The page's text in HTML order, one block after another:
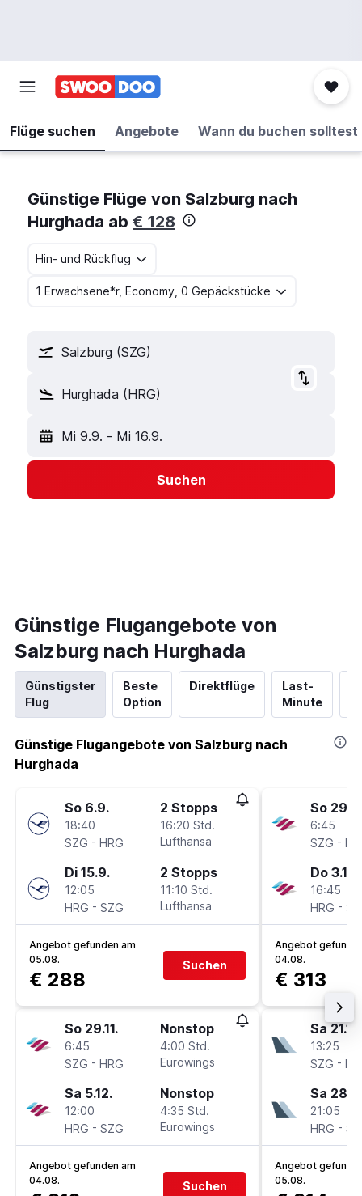
Flüge suchen Angebote Wann du buchen solltest
Günstige Flüge von Salzburg nach
Hurghada ab € 128
Hin- und Rückflug
1 Erwachsene*r, Economy, 0 Gepäckstücke
Salzburg (SZG)
Hurghada (HRG)
Mi 9.9. - Mi 16.9.
Suchen
Günstige Flugangebote von
Salzburg nach Hurghada
Günstigster
Flug
Beste
Option
Direktflüge
Last-
Minute
Günstige Flugangebote von Salzburg nach
Hurghada
So 6.9.
18:40
SZG - HRG
2 Stopps
16:20 Std.
Lufthansa
Di 15.9.
12:05
HRG - SZG
2 Stopps
11:10 Std.
Lufthansa
Angebot gefunden am
05.08.
€ 288
Suchen
So 29.11.
6:45
SZG - HRG
Nonstop
4:00 Std.
Eurowings
Sa 5.12.
12:00
HRG - SZG
Nonstop
4:35 Std.
Eurowings
Angebot gefunden am
04.08.
Suchen
So
6:45
SZG -
Do 3.12.
16:45
HRG -
Angebot
04.08.
€ 313
Sa 21.11.
13:25
SZG -
Sa
21:05
HRG -
Angebot
05.08.